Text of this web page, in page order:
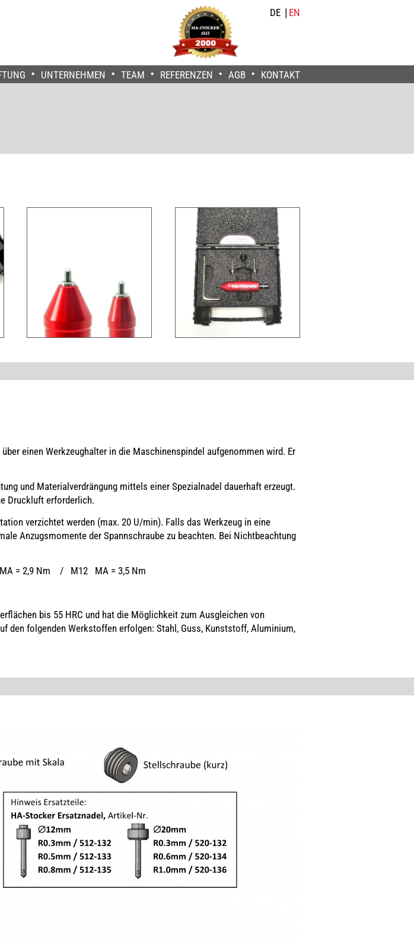
DE EN
UNTERNEHMEN TEAM REFERENZEN AGB KONTAKT
einen Werkzeughalter in die Maschinenspindel aufgenommen wird. Er
und Materialverdrängung mittels einer Spezialnadel dauerhaft erzeugt.
Druckluft erforderlich.
verzichtet werden (max. 20 U/min). Falls das Werkzeug in eine
Anzugsmomente der Spannschraube zu beachten. Bei Nichtbeachtung
= 2,9 Nm / M12 MA = 3,5 Nm
bis 55 HRC und hat die Möglichkeit zum Ausgleichen von
den folgenden Werkstoffen erfolgen: Stahl, Guss, Kunststoff, Aluminium,